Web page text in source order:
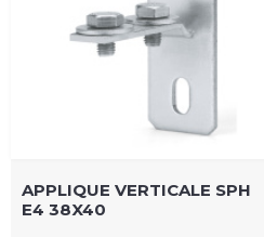
APPLIQUE VERTICALE SPH
E4 38X40